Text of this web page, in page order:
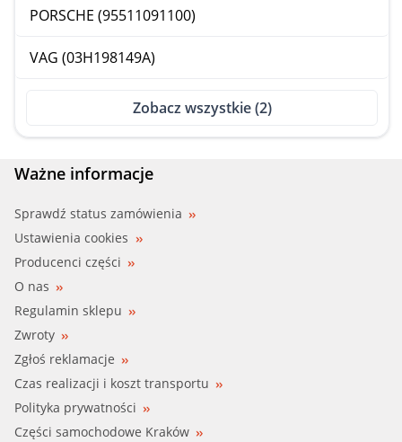
PORSCHE (95511091100)
VAG (03H198149A)
Zobacz wszystkie (2)
Ważne informacje
Sprawdź status zamówienia
Ustawienia cookies
Producenci części
O nas
Regulamin sklepu
Zwroty
Zgłoś reklamacje
Czas realizacji i koszt transportu
Polityka prywatności
Części samochodowe Kraków